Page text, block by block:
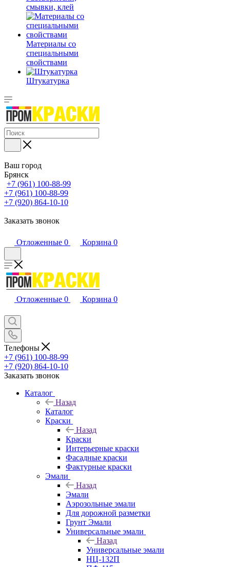
смывки, клей
Материалы со
специальными
свойствами
Штукатурка
Ваш город
Брянск
+7 (961) 100-88-99
+7 (961) 100-88-99
+7 (920) 864-10-10
Заказать звонок
Отложенные 0 Корзина 0
Отложенные 0 Корзина 0
Телефоны
+7 (961) 100-88-99
+7 (920) 864-10-10
Заказать звонок
Каталог
Назад
Каталог
Краски
Назад
Краски
Интерьерные краски
Фасадные краски
Фактурные краски
Эмали
Назад
Эмали
Аэрозольные эмали
Для дорожной разметки
Грунт Эмали
Универсальные эмали
Назад
Универсальные эмали
НЦ-132П